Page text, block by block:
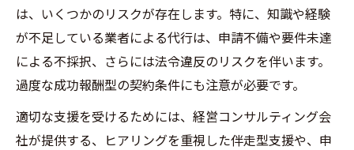
は、いくつかのリスクが存在します。特に、知識や経験
が不足している業者による代行は、申請不備や要件未達
による不採択、さらには法令違反のリスクを伴います。
過度な成功報酬型の契約条件にも注意が必要です。
適切な支援を受けるためには、経営コンサルティング会
社が提供する、ヒアリングを重視した伴走型支援や、申